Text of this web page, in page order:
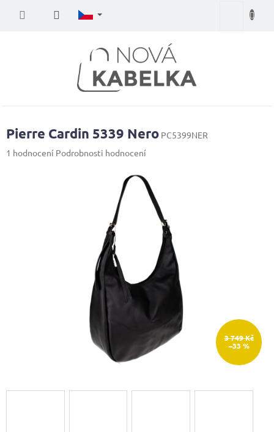
Nákupní
Pierre Cardin 5339 Nero PC5399NER
Průměrné
1 hodnocení Podrobnosti hodnocení
3 749 Kč
–33 %